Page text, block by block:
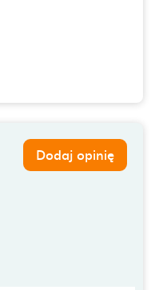
Dodaj opinię